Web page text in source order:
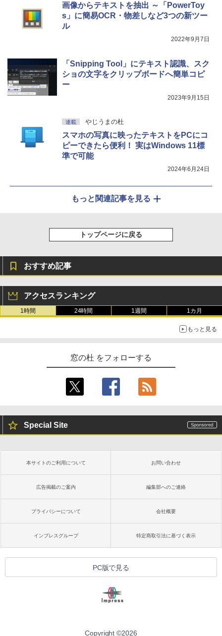
画像からテキストを抽出 ～「PowerToy
s」に簡易OCR・物差しなど3つの新ツー
ル
2022年9月7日
「Snipping Tool」にテキスト認識、スク
ショの文字をクリップボードへ簡単コピ
ー
2023年9月15日
連載 やじうまの杜
スマホの写真に映ったテキストをPCにコ
ピーできたら便利！ 実はWindows 11標
準で可能
2024年6月24日
もっと関連記事を見る
トップページに戻る
おすすめ記事
アクセスランキング
1時間 24時間 1週間 1カ月
もっと見る
窓の杜 をフォローする
Special Site
本サイトのご利用について お問い合わせ
広告掲載のご案内 編集部へのご連絡
プライバシーについて 会社概要
インプレスグループ 特定商取引法に基づく表示
PC版で見る
Copyright ©2026